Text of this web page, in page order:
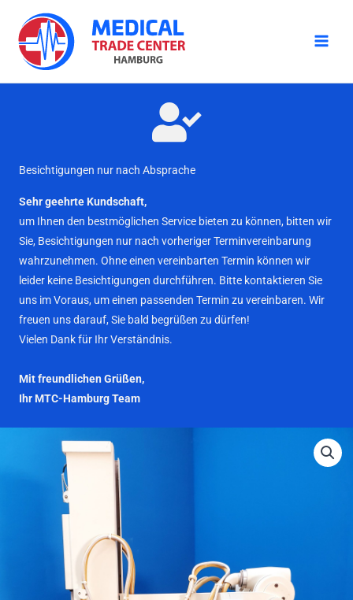
Inhalt
springen
Besichtigungen nur nach Absprache
Sehr geehrte Kundschaft,
um Ihnen den bestmöglichen Service bieten zu können, bitten wir
Sie, Besichtigungen nur nach vorheriger Terminvereinbarung
wahrzunehmen. Ohne einen vereinbarten Termin können wir
leider keine Besichtigungen durchführen. Bitte kontaktieren Sie
uns im Voraus, um einen passenden Termin zu vereinbaren. Wir
freuen uns darauf, Sie bald begrüßen zu dürfen!
Vielen Dank für Ihr Verständnis.
Mit freundlichen Grüßen,
Ihr MTC-Hamburg Team